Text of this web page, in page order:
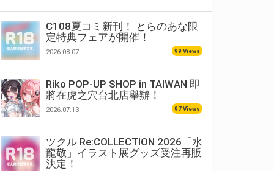
C108夏コミ新刊！ とらのあな限
定特典フェアが開催！
2026.08.07 99 Views
Riko POP-UP SHOP in TAIWAN 即
將在虎之穴台北店舉辦！
2026.07.13 97 Views
ツクル Re:COLLECTION 2026「水
龍敬」イラスト展グッズ受注再販
決定！